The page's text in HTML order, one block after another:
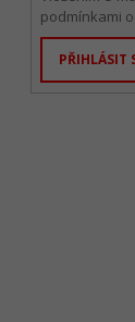
podmínkami
PŘIHLÁSIT